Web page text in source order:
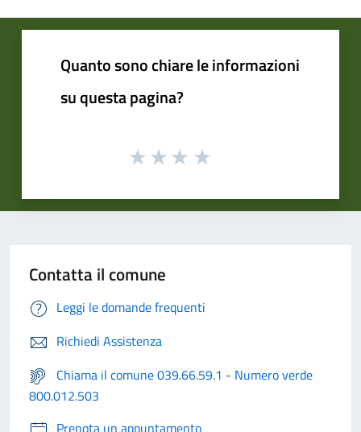
Quanto sono chiare le informazioni
su questa pagina?
Contatta il comune
Leggi le domande frequenti
Richiedi Assistenza
Chiama il comune 039.66.59.1 - Numero verde
800.012.503